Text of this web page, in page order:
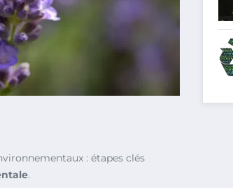
: étapes clés
.